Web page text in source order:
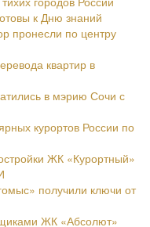
к Дню знаний
пронесли по центру
квартир в
в мэрию Сочи с
курортов России по
ЖК «Курортный»
получили ключи от
ЖК «Абсолют»